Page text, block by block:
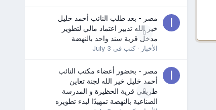
0
مصر - بعد طلب النائب أحمد خليل
خير الله تدبير اعتماد مالي لتطوير
مدخل قرية سند واحد بالنهضة
الأخبار · كتب في July 3
0
مصر - بحضور أعضاء مكتب النائب
أحمد خليل خير الله لجنة تعاين
طريقي قرية الحظيرة و المدرسة
الصناعية بالنهضة تمهيدًا لبدء تطويره